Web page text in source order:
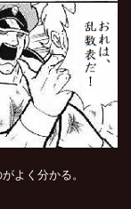
よく分かる。